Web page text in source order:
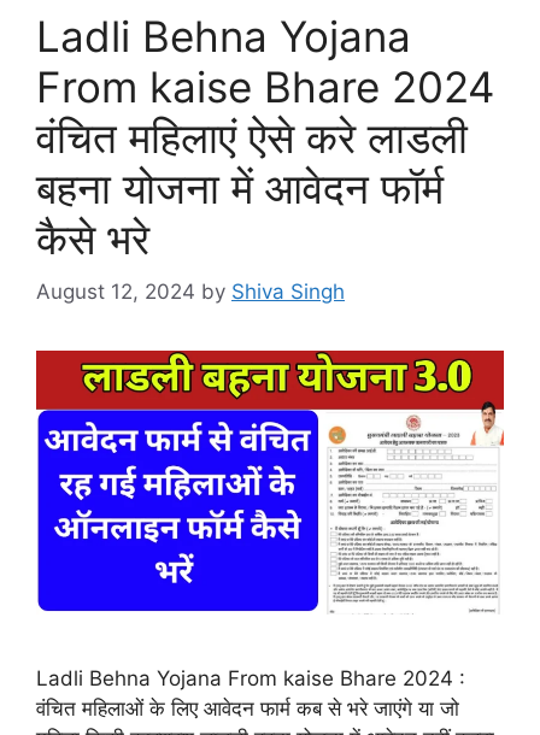
Ladli Behna Yojana
From kaise Bhare 2024
वंचित महिलाएं ऐसे करे लाडली
बहना योजना में आवेदन फॉर्म
कैसे भरे
August 12, 2024 by Shiva Singh
Ladli Behna Yojana From kaise Bhare 2024 :
वंचित महिलाओं के लिए आवेदन फार्म कब से भरे जाएंगे या जो